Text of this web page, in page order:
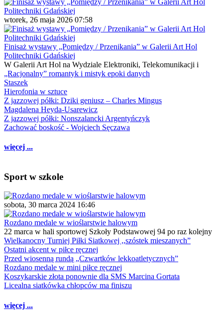
wtorek, 26 maja 2026 07:58
Finisaż wystawy „Pomiędzy / Przenikania” w Galerii Art Hol
Politechniki Gdańskiej
W Galerii Art Hol na Wydziale Elektroniki, Telekomunikacji i
„Racjonalny” romantyk i mistyk epoki danych
Staszek
Hierofonia w sztuce
Z jazzowej półki: Dziki geniusz – Charles Mingus
Magdalena Heyda-Usarewicz
Z jazzowej półki: Nonszalancki Argentyńczyk
Zachować boskość - Wojciech Sęczawa
więcej ...
Sport w szkole
sobota, 30 marca 2024 16:46
Rozdano medale w wioślarstwie halowym
22 marca w hali sportowej Szkoły Podstawowej 94 po raz kolejny
Wielkanocny Turniej Piłki Siatkowej ,,szóstek mieszanych”
Ostatni akcent w piłce ręcznej
Przed wiosenną rundą „Czwartków lekkoatletycznych”
Rozdano medale w mini piłce ręcznej
Koszykarskie złota ponownie dla SMS Marcina Gortata
Licealna siatkówka chłopców ma finiszu
więcej ...